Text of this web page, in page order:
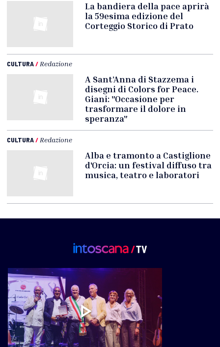
La bandiera della pace aprirà
la 59esima edizione del
Corteggio Storico di Prato
CULTURA/ Redazione
A Sant’Anna di Stazzema i
disegni di Colors for Peace.
Giani: "Occasione per
trasformare il dolore in
speranza"
CULTURA/ Redazione
Alba e tramonto a Castiglione
d'Orcia: un festival diffuso tra
musica, teatro e laboratori